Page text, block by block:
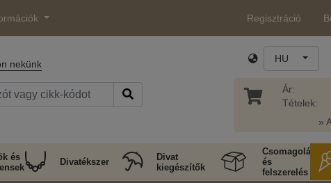
Regisztráció
nekünk HU
Ár:
Tételek:
»
és
Divatékszer
Divat
kiegészítők
Csomagolás
és
felszerelés